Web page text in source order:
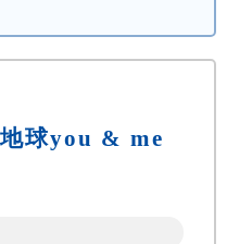
球you & me